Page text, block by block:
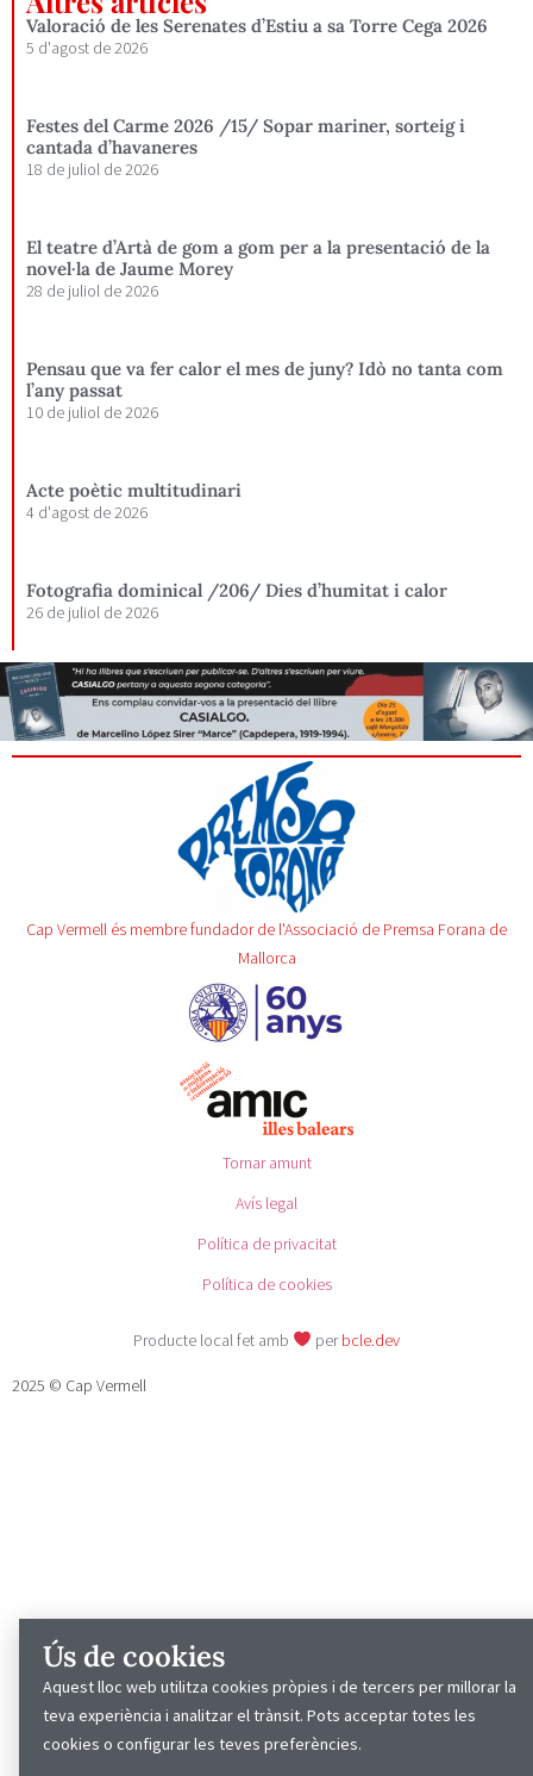
Valoració de les Serenates d’Estiu a sa Torre Cega 2026
5 d'agost de 2026
Festes del Carme 2026 /15/ Sopar mariner, sorteig i
cantada d’havaneres
18 de juliol de 2026
El teatre d’Artà de gom a gom per a la presentació de la
novel·la de Jaume Morey
28 de juliol de 2026
Pensau que va fer calor el mes de juny? Idò no tanta com
l’any passat
10 de juliol de 2026
Acte poètic multitudinari
4 d'agost de 2026
Fotografia dominical /206/ Dies d’humitat i calor
26 de juliol de 2026
Cap Vermell és membre fundador de l'Associació de Premsa Forana de
Mallorca
Tornar amunt
Avís legal
Política de privacitat
Política de cookies
Producte local fet amb perbcle.dev
2025 © Cap Vermell
Ús de cookies
Aquest lloc web utilitza cookies pròpies i de tercers per millorar la
teva experiència i analitzar el trànsit. Pots acceptar totes les
cookies o configurar les teves preferències.